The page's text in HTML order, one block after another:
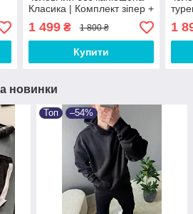
Класика | Комплект зіпер +
штани + футболка чоловічі
ЛЮКС якості
1 499₴ 1 800 ₴
Купити
+
1
новинки
Топ –54%